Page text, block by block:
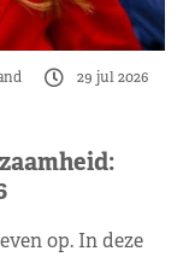
29 jul 2026
op. In deze